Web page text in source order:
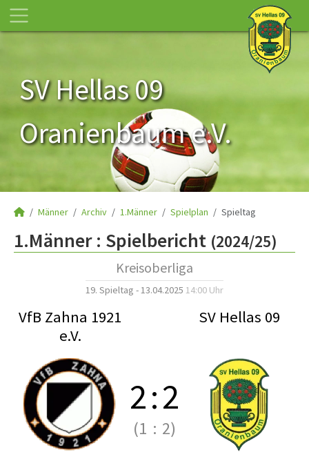
SV Hellas 09
Oranienbaum e.V.
Männer Archiv 1.Männer Spielplan Spieltag
1.Männer : Spielbericht (2024/25)
Kreisoberliga
19. Spieltag - 13.04.2025 14:00 Uhr
VfB Zahna 1921
e.V.
SV Hellas 09
2:2
(1 : 2)